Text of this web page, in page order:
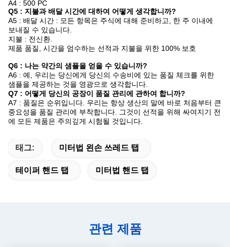
A4 : 500 PC
Q5 : 지불과 배달 시간에 대하여 어떻게 생각합니까?
A5 : 배달 시간 : 모든 항목은 주식에 대해 준비하고, 한 주 이내에
보내질 수 있습니다.
지불 : 전신환.
제품 품질, 시간을 엄수하는 선적과 지불을 위한 100% 보호
Q6 : 나는 약간의 샘플을 얻을 수 있습니까?
A6 : 예, 우리는 당신에게 당신의 수송비에 있는 품질 체크를 위한
샘플을 제공하는 것을 영광으로 생각합니다.
Q7 : 어떻게 당신의 공장이 품질 관리에 관하여 합니까?
A7 : 품질은 순위입니다. 우리는 항상 생산의 말에 바로 처음부터 큰
중요성을 품질 관리에 부착합니다. 그것이 선적을 위해 싸여지기 전
에 모든 제품은 주의깊게 시험될 것입니다.
태그: 미터법 왼손 쓰레드 탭
테이퍼 핸드 탭 미터법 핸드 탭
관련 제품